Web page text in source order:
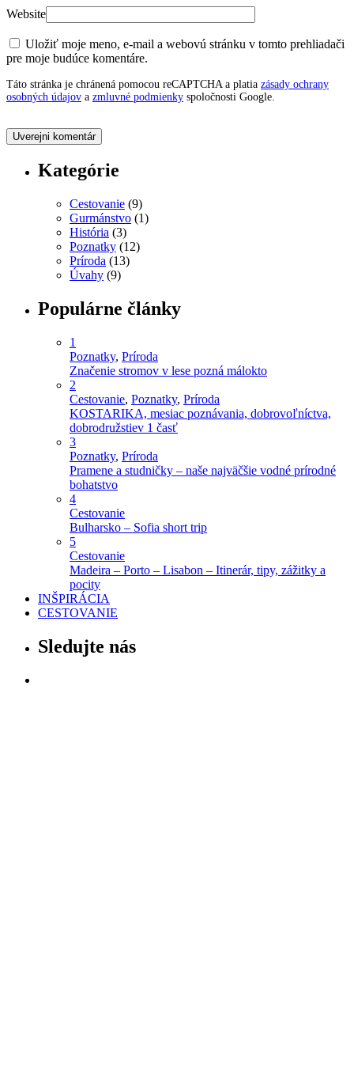
Website
Uložiť moje meno, e-mail a webovú stránku v tomto prehliadači
pre moje budúce komentáre.
Táto stránka je chránená pomocou reCAPTCHA a platia zásady ochrany
osobných údajov a zmluvné podmienky spoločnosti Google.
Kategórie
Cestovanie (9)
Gurmánstvo (1)
História (3)
Poznatky (12)
Príroda (13)
Úvahy (9)
Populárne články
1
Poznatky, Príroda
Značenie stromov v lese pozná málokto
2
Cestovanie, Poznatky, Príroda
KOSTARIKA, mesiac poznávania, dobrovoľníctva,
dobrodružstiev 1 časť
3
Poznatky, Príroda
Pramene a studničky – naše najväčšie vodné prírodné
bohatstvo
4
Cestovanie
Bulharsko – Sofia short trip
5
Cestovanie
Madeira – Porto – Lisabon – Itinerár, tipy, zážitky a
pocity
INŠPIRÁCIA
CESTOVANIE
Sledujte nás